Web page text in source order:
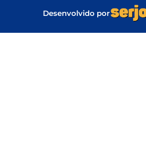
Desenvolvido por